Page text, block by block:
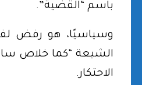
باسم “القضية”.
وسياسيًا، هو رفض
الشيعة “كما خلاص
الاحتكار.